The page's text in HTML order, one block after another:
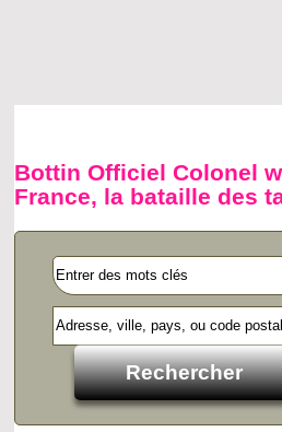
Bottin Officiel Colonel
France, la bataille des